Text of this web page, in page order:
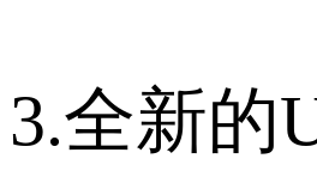
3.全新的